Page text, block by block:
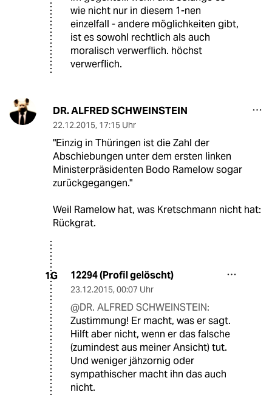
wie nicht nur in diesem 1-nen
einzelfall - andere möglichkeiten gibt,
ist es sowohl rechtlich als auch
moralisch verwerflich. höchst
verwerflich.
DR. ALFRED SCHWEINSTEIN
22.12.2015, 17:15 Uhr
"Einzig in Thüringen ist die Zahl der
Abschiebungen unter dem ersten linken
Ministerpräsidenten Bodo Ramelow sogar
zurückgegangen."
Weil Ramelow hat, was Kretschmann nicht hat:
Rückgrat.
1G 12294 (Profil gelöscht)
23.12.2015, 00:07 Uhr
@DR. ALFRED SCHWEINSTEIN:
Zustimmung! Er macht, was er sagt.
Hilft aber nicht, wenn er das falsche
(zumindest aus meiner Ansicht) tut.
Und weniger jähzornig oder
sympathischer macht ihn das auch
nicht.